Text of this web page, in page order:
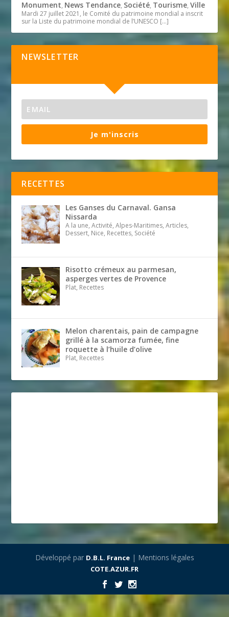
Monument, News Tendance, Société, Tourisme,Ville
Mardi 27 juillet 2021, le Comité du patrimoine mondial a inscrit
sur la Liste du patrimoine mondial de l’UNESCO […]
NEWSLETTER
Je m'inscris
RECETTES
Les Ganses du Carnaval. Gansa
Nissarda
A la une, Activité, Alpes-Maritimes, Articles,
Dessert, Nice, Recettes, Société
Risotto crémeux au parmesan,
asperges vertes de Provence
Plat, Recettes
Melon charentais, pain de campagne
grillé à la scamorza fumée, fine
roquette à l’huile d’olive
Plat, Recettes
Développé par D.B.L. France| Mentions légales
COTE.AZUR.FR